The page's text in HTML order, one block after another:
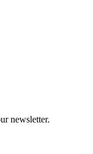
newsletter.